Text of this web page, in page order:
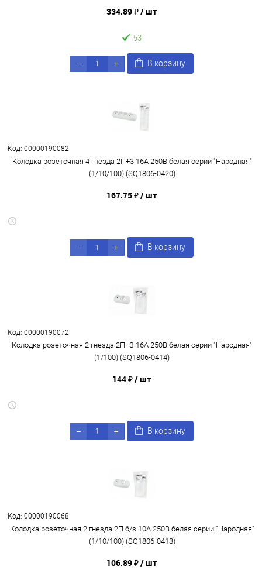
334.89 ₽/ шт
53
В корзину
Код: 00000190082
Колодка розеточная 4 гнезда 2П+3 16А 250В белая серии "Народная"
(1/10/100) (SQ1806-0420)
167.75 ₽/ шт
В корзину
Код: 00000190072
Колодка розеточная 2 гнезда 2П+З 16А 250В белая серии "Народная"
(1/100) (SQ1806-0414)
144 ₽/ шт
В корзину
Код: 00000190068
Колодка розеточная 2 гнезда 2П б/з 10А 250В белая серии "Народная"
(1/10/100) (SQ1806-0413)
106.89 ₽/ шт